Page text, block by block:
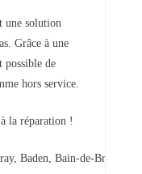
une solution
Grâce à une
possible de
hors service.
la réparation !
Baden, Bain-de-